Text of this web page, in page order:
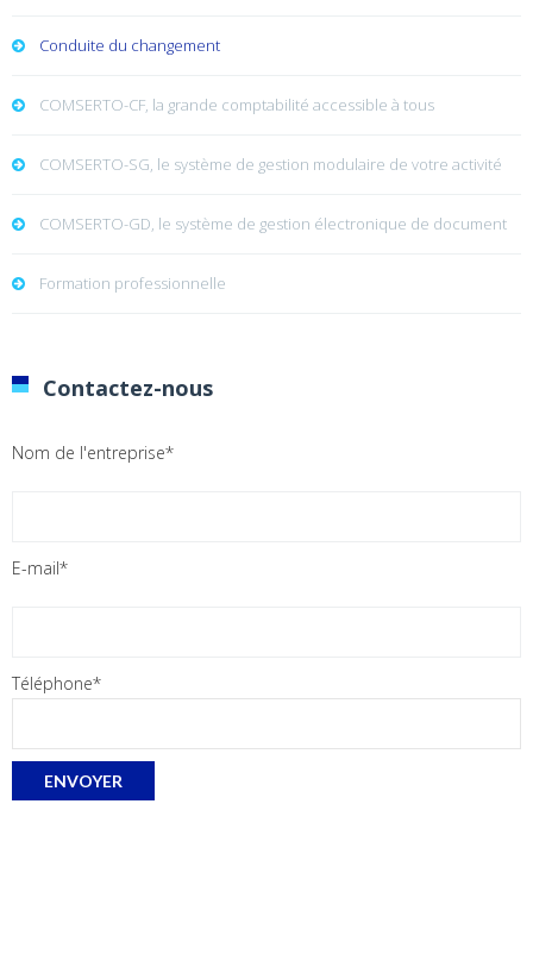
Conduite du changement
COMSERTO-CF, la grande comptabilité accessible à tous
COMSERTO-SG, le système de gestion modulaire de votre activité
COMSERTO-GD, le système de gestion électronique de document
Formation professionnelle
Contactez-nous
Nom de l'entreprise*
E-mail*
Téléphone*